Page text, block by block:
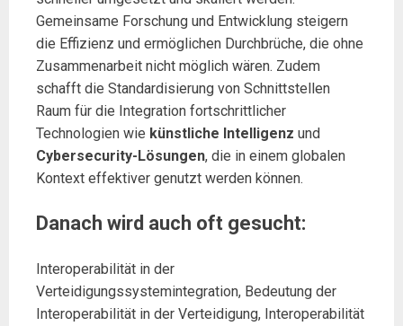
Gemeinsame Forschung und Entwicklung steigern
die Effizienz und ermöglichen Durchbrüche, die ohne
Zusammenarbeit nicht möglich wären. Zudem
schafft die Standardisierung von Schnittstellen
Raum für die Integration fortschrittlicher
Technologien wie künstliche Intelligenz und
Cybersecurity-Lösungen, die in einem globalen
Kontext effektiver genutzt werden können.
Danach wird auch oft gesucht:
Interoperabilität in der
Verteidigungssystemintegration, Bedeutung der
Interoperabilität in der Verteidigung, Interoperabilität